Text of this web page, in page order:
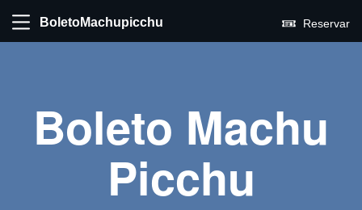
BoletoMachupicchu Reservar
Boleto Machu
Picchu